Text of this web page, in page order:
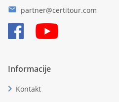
email partner@certitour.com
Informacije
chevron_right Kontakt